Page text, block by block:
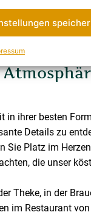
in ihrer besten
Details zu
Platz im
die unser
Theke, in der
im Restaurant